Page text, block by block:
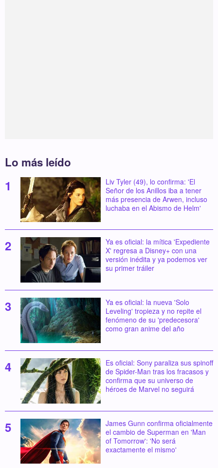
Lo más leído
Liv Tyler (49), lo confirma: 'El
Señor de los Anillos iba a tener
más presencia de Arwen, incluso
luchaba en el Abismo de Helm'
Ya es oficial: la mítica 'Expediente
X' regresa a Disney+ con una
versión inédita y ya podemos ver
su primer tráiler
Ya es oficial: la nueva 'Solo
Leveling' tropieza y no repite el
fenómeno de su 'predecesora'
como gran anime del año
Es oficial: Sony paraliza sus spinoff
de Spider-Man tras los fracasos y
confirma que su universo de
héroes de Marvel no seguirá
James Gunn confirma oficialmente
el cambio de Superman en 'Man
of Tomorrow': 'No será
exactamente el mismo'